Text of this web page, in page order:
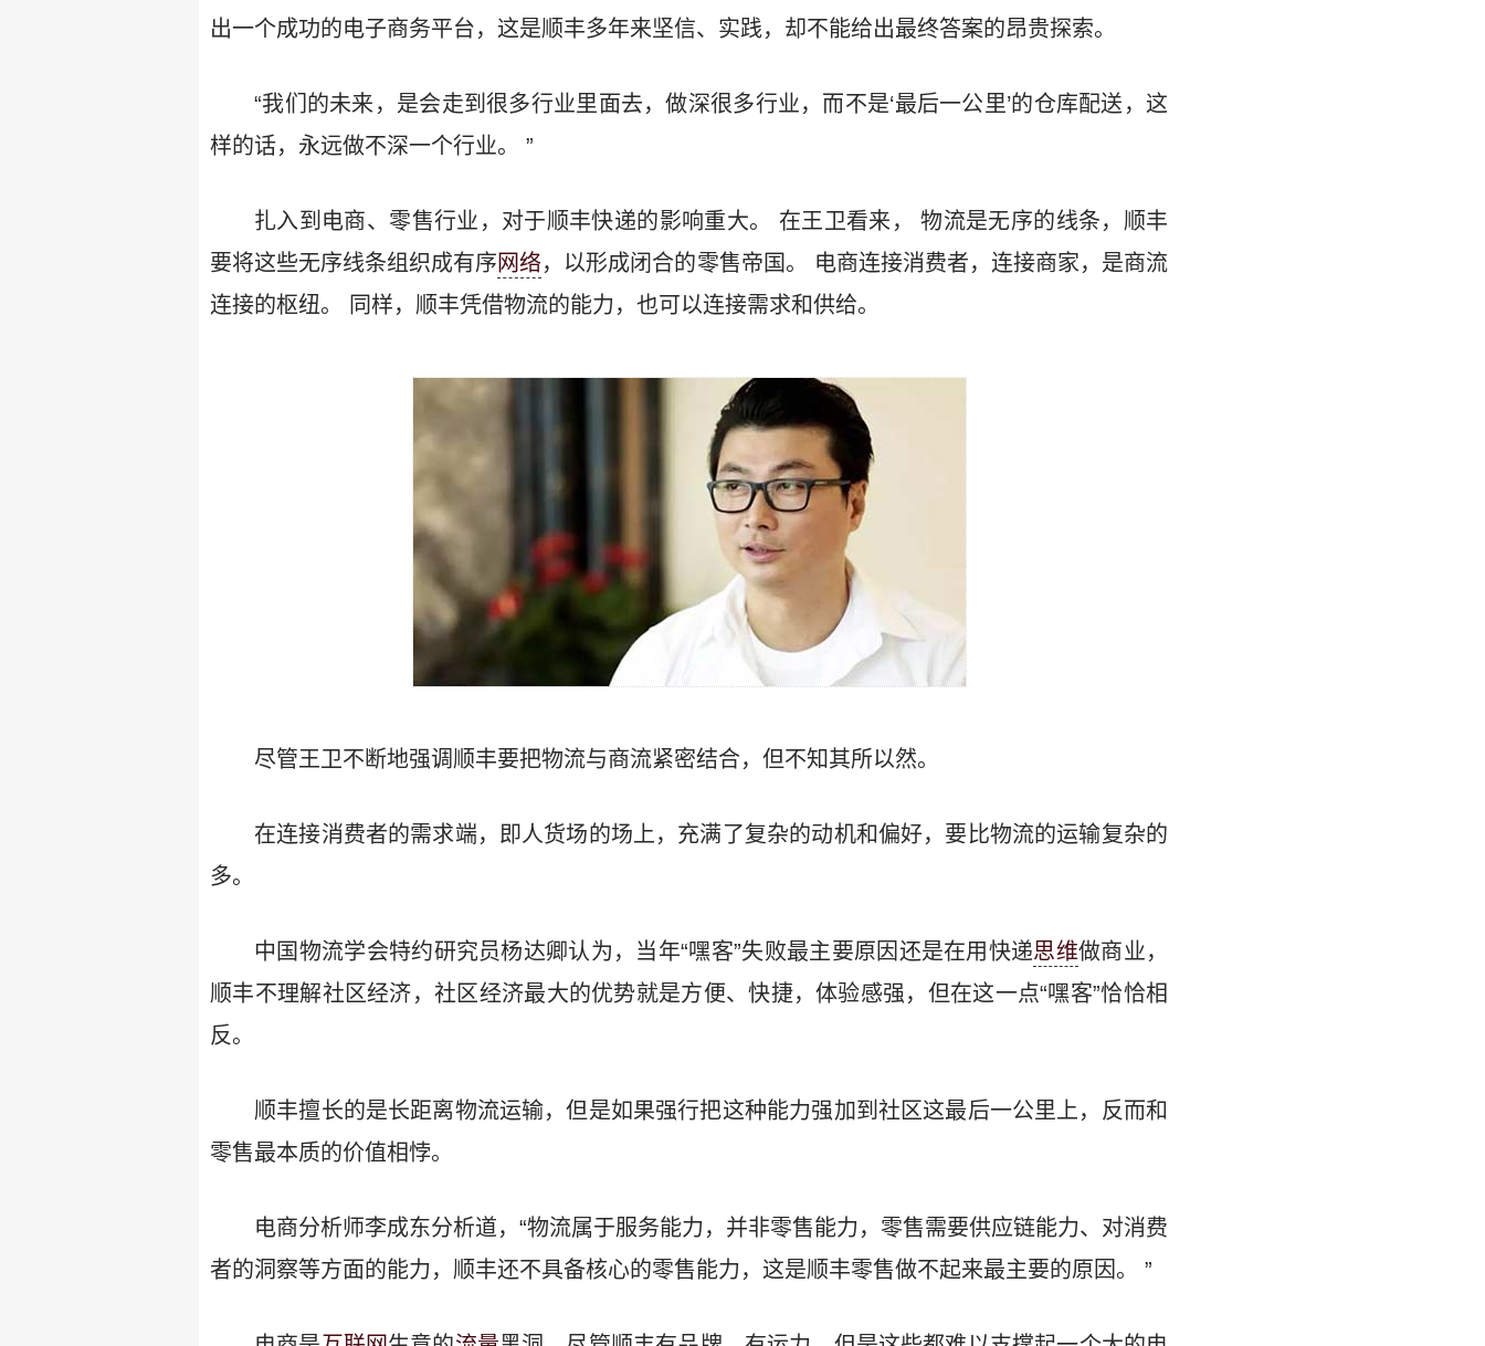
出一个成功的电子商务平台，这是顺丰多年来坚信、实践，却不能给出最终答案的昂贵探索。
“我们的未来，是会走到很多行业里面去，做深很多行业，而不是‘最后一公里’的仓库配送，这
样的话，永远做不深一个行业。 ”
扎入到电商、零售行业，对于顺丰快递的影响重大。 在王卫看来， 物流是无序的线条，顺丰
要将这些无序线条组织成有序网络，以形成闭合的零售帝国。 电商连接消费者，连接商家，是商流
连接的枢纽。 同样，顺丰凭借物流的能力，也可以连接需求和供给。
尽管王卫不断地强调顺丰要把物流与商流紧密结合，但不知其所以然。
在连接消费者的需求端，即人货场的场上，充满了复杂的动机和偏好，要比物流的运输复杂的
多。
中国物流学会特约研究员杨达卿认为，当年“嘿客”失败最主要原因还是在用快递思维做商业，
顺丰不理解社区经济，社区经济最大的优势就是方便、快捷，体验感强，但在这一点“嘿客”恰恰相
反。
顺丰擅长的是长距离物流运输，但是如果强行把这种能力强加到社区这最后一公里上，反而和
零售最本质的价值相悖。
电商分析师李成东分析道，“物流属于服务能力，并非零售能力，零售需要供应链能力、对消费
者的洞察等方面的能力，顺丰还不具备核心的零售能力，这是顺丰零售做不起来最主要的原因。 ”